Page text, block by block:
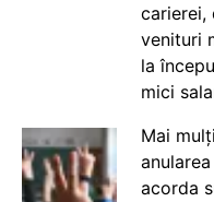
carierei,
venituri
la
mici
Mai
acorda